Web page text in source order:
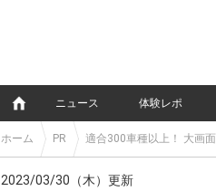
ニュース 体験レポ
ホーム PR 適合300車種以上！ 大画
2023/03/30（木）更新